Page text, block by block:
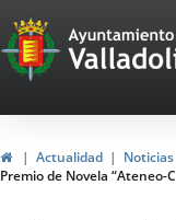
Portal
Web
del
de
HomeActualidad Noticias
Premio de Novela “Ateneo-